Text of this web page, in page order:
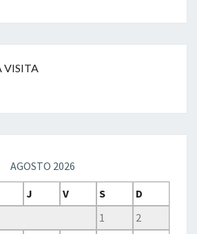
VISITA
AGOSTO 2026
J V S
D
1
2